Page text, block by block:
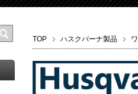
TOP ハスクバーナ製品